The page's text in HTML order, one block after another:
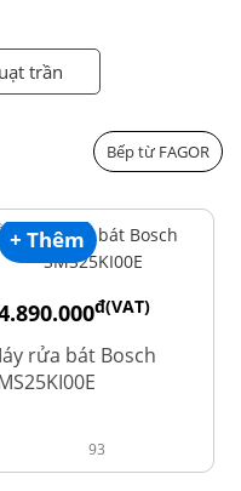
trần
Bếp từ FAGOR
+ Thêm
đ(VAT)
rửa bát Bosch
93